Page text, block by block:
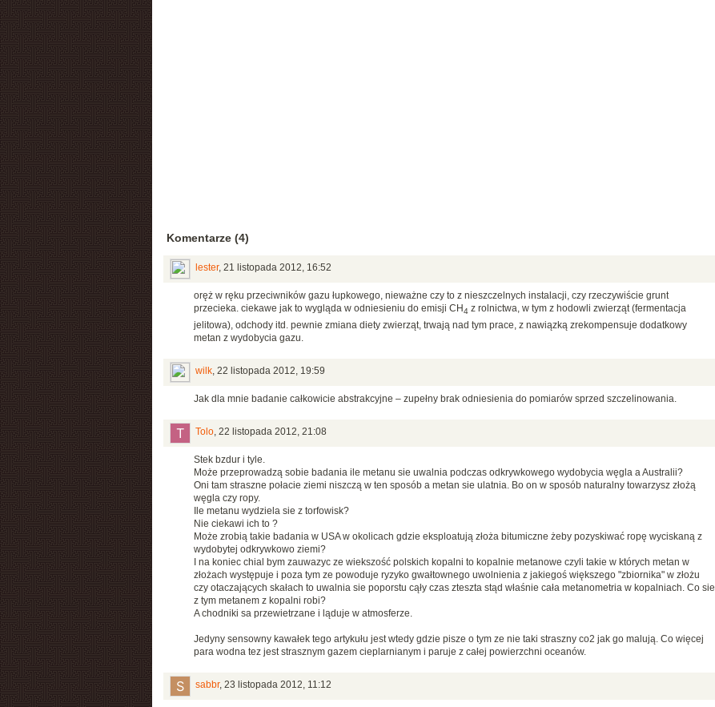
Komentarze (4)
lester, 21 listopada 2012, 16:52
oręż w ręku przeciwników gazu łupkowego, nieważne czy to z nieszczelnych instalacji, czy rzeczywiście grunt
przecieka. ciekawe jak to wygląda w odniesieniu do emisji CH4 z rolnictwa, w tym z hodowli zwierząt (fermentacja
jelitowa), odchody itd. pewnie zmiana diety zwierząt, trwają nad tym prace, z nawiązką zrekompensuje dodatkowy
metan z wydobycia gazu.
wilk, 22 listopada 2012, 19:59
Jak dla mnie badanie całkowicie abstrakcyjne – zupełny brak odniesienia do pomiarów sprzed szczelinowania.
Tolo, 22 listopada 2012, 21:08
Stek bzdur i tyle.
Może przeprowadzą sobie badania ile metanu sie uwalnia podczas odkrywkowego wydobycia węgla a Australii?
Oni tam straszne połacie ziemi niszczą w ten sposób a metan sie ulatnia. Bo on w sposób naturalny towarzysz złożą
węgla czy ropy.
Ile metanu wydziela sie z torfowisk?
Nie ciekawi ich to ?
Może zrobią takie badania w USA w okolicach gdzie eksploatują złoża bitumiczne żeby pozyskiwać ropę wyciskaną z
wydobytej odkrywkowo ziemi?
I na koniec chial bym zauwazyc ze wiekszość polskich kopalni to kopalnie metanowe czyli takie w których metan w
złożach występuje i poza tym ze powoduje ryzyko gwałtownego uwolnienia z jakiegoś większego "zbiornika" w złożu
czy otaczających skałach to uwalnia sie poporstu cąły czas zteszta stąd właśnie cała metanometria w kopalniach. Co sie
z tym metanem z kopalni robi?
A chodniki sa przewietrzane i ląduje w atmosferze.
Jedyny sensowny kawałek tego artykułu jest wtedy gdzie pisze o tym ze nie taki straszny co2 jak go malują. Co więcej
para wodna tez jest strasznym gazem cieplarnianym i paruje z całej powierzchni oceanów.
sabbr, 23 listopada 2012, 11:12